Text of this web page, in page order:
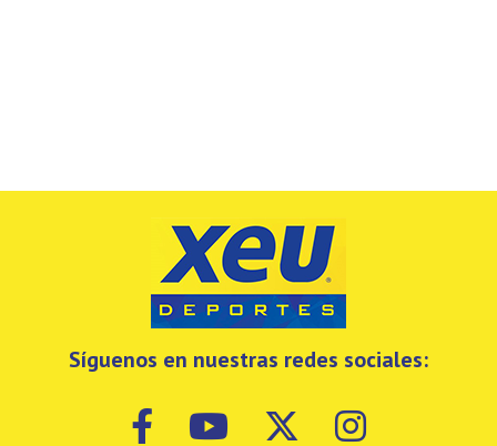
Síguenos en nuestras redes sociales: